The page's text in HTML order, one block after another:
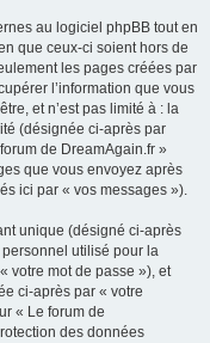
au logiciel phpBB tout en
que ceux-ci soient hors de
les pages créées par
l’information que vous
et n’est pas limité à : la
(désignée ci-après par
de DreamAgain.fr »
que vous envoyez après
ici par « vos messages »).
unique (désigné ci-après
personnel utilisé pour la
votre mot de passe »), et
ci-après par « votre
« Le forum de
des données